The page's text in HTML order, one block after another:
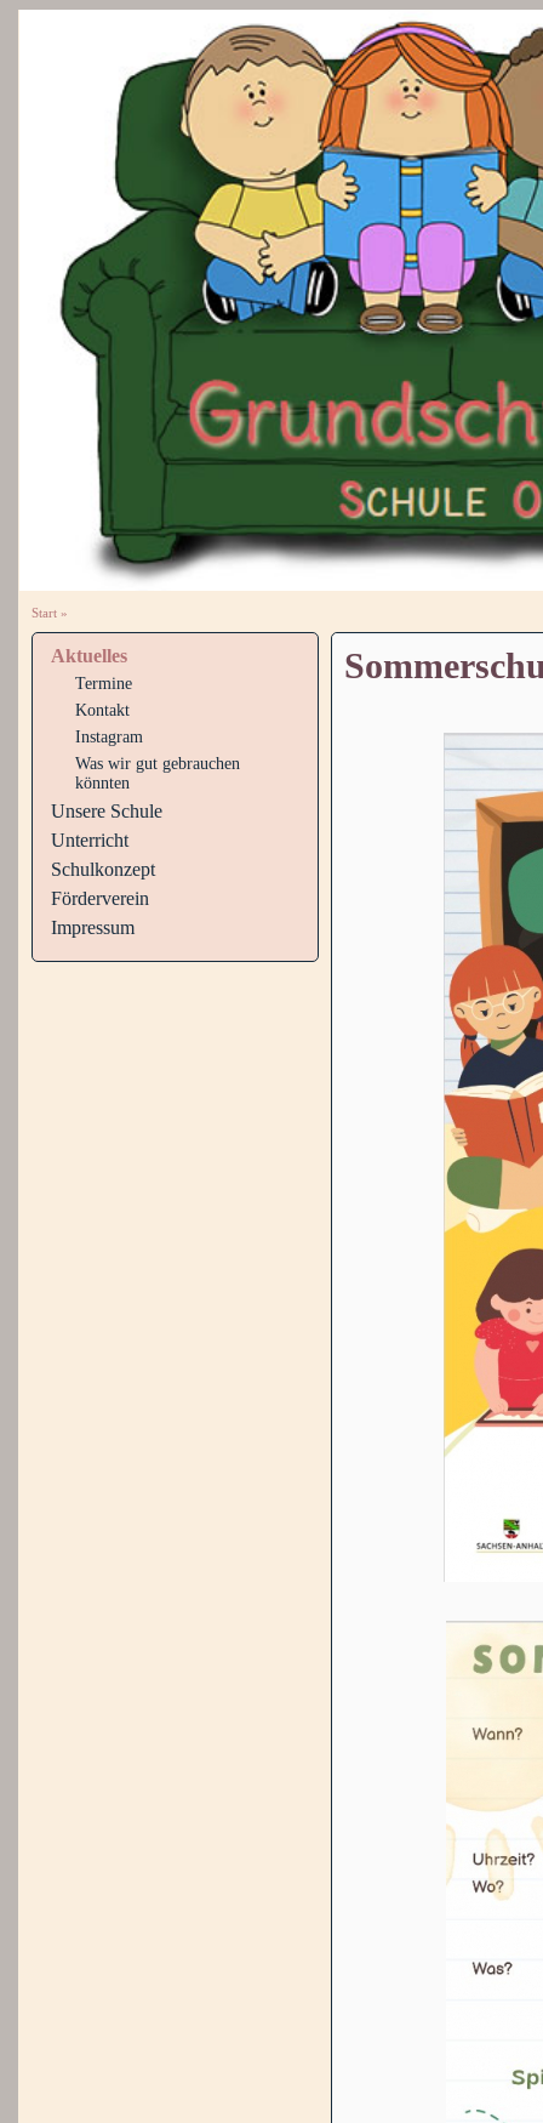
Start»
Aktuelles
Termine
Kontakt
Instagram
Was wir gut gebrauchen
könnten
Unsere Schule
Unterricht
Schulkonzept
Förderverein
Impressum